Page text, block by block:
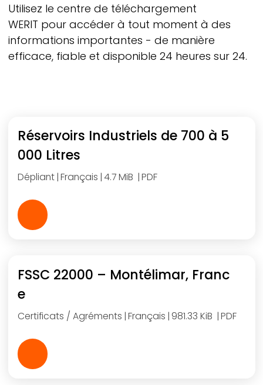
Utilisez le centre de téléchargement
WERIT pour accéder à tout moment à des
informations importantes - de manière
efficace, fiable et disponible 24 heures sur 24.
Dépliant Français 4.7 MiB PDF
Réservoirs Industriels de 700 à 5
000 Litres
Certificats / Agréments Français 981.33 KiB PDF
FSSC 22000 – Montélimar, Franc
e